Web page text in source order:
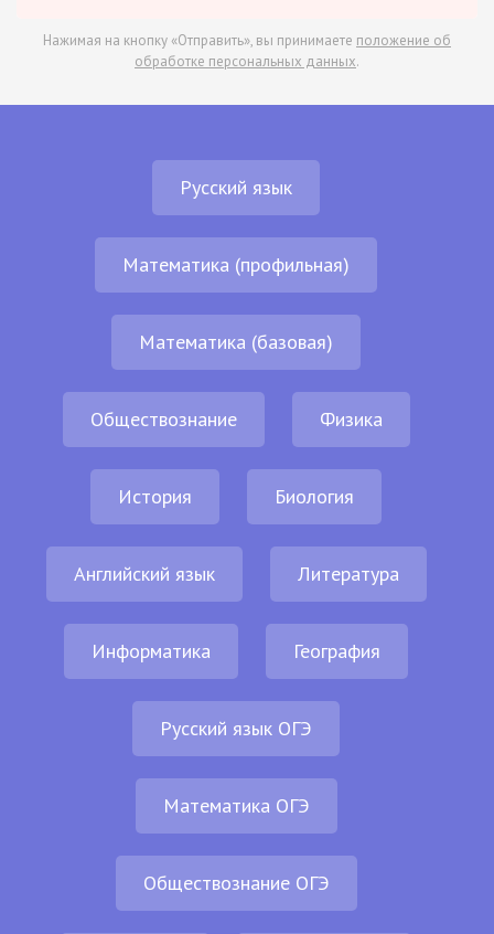
Нажимая на кнопку «Отправить», вы принимаете положение об
обработке персональных данных.
Русский язык
Математика (профильная)
Математика (базовая)
Обществознание Физика
История Биология
Английский язык Литература
Информатика География
Русский язык ОГЭ
Математика ОГЭ
Обществознание ОГЭ